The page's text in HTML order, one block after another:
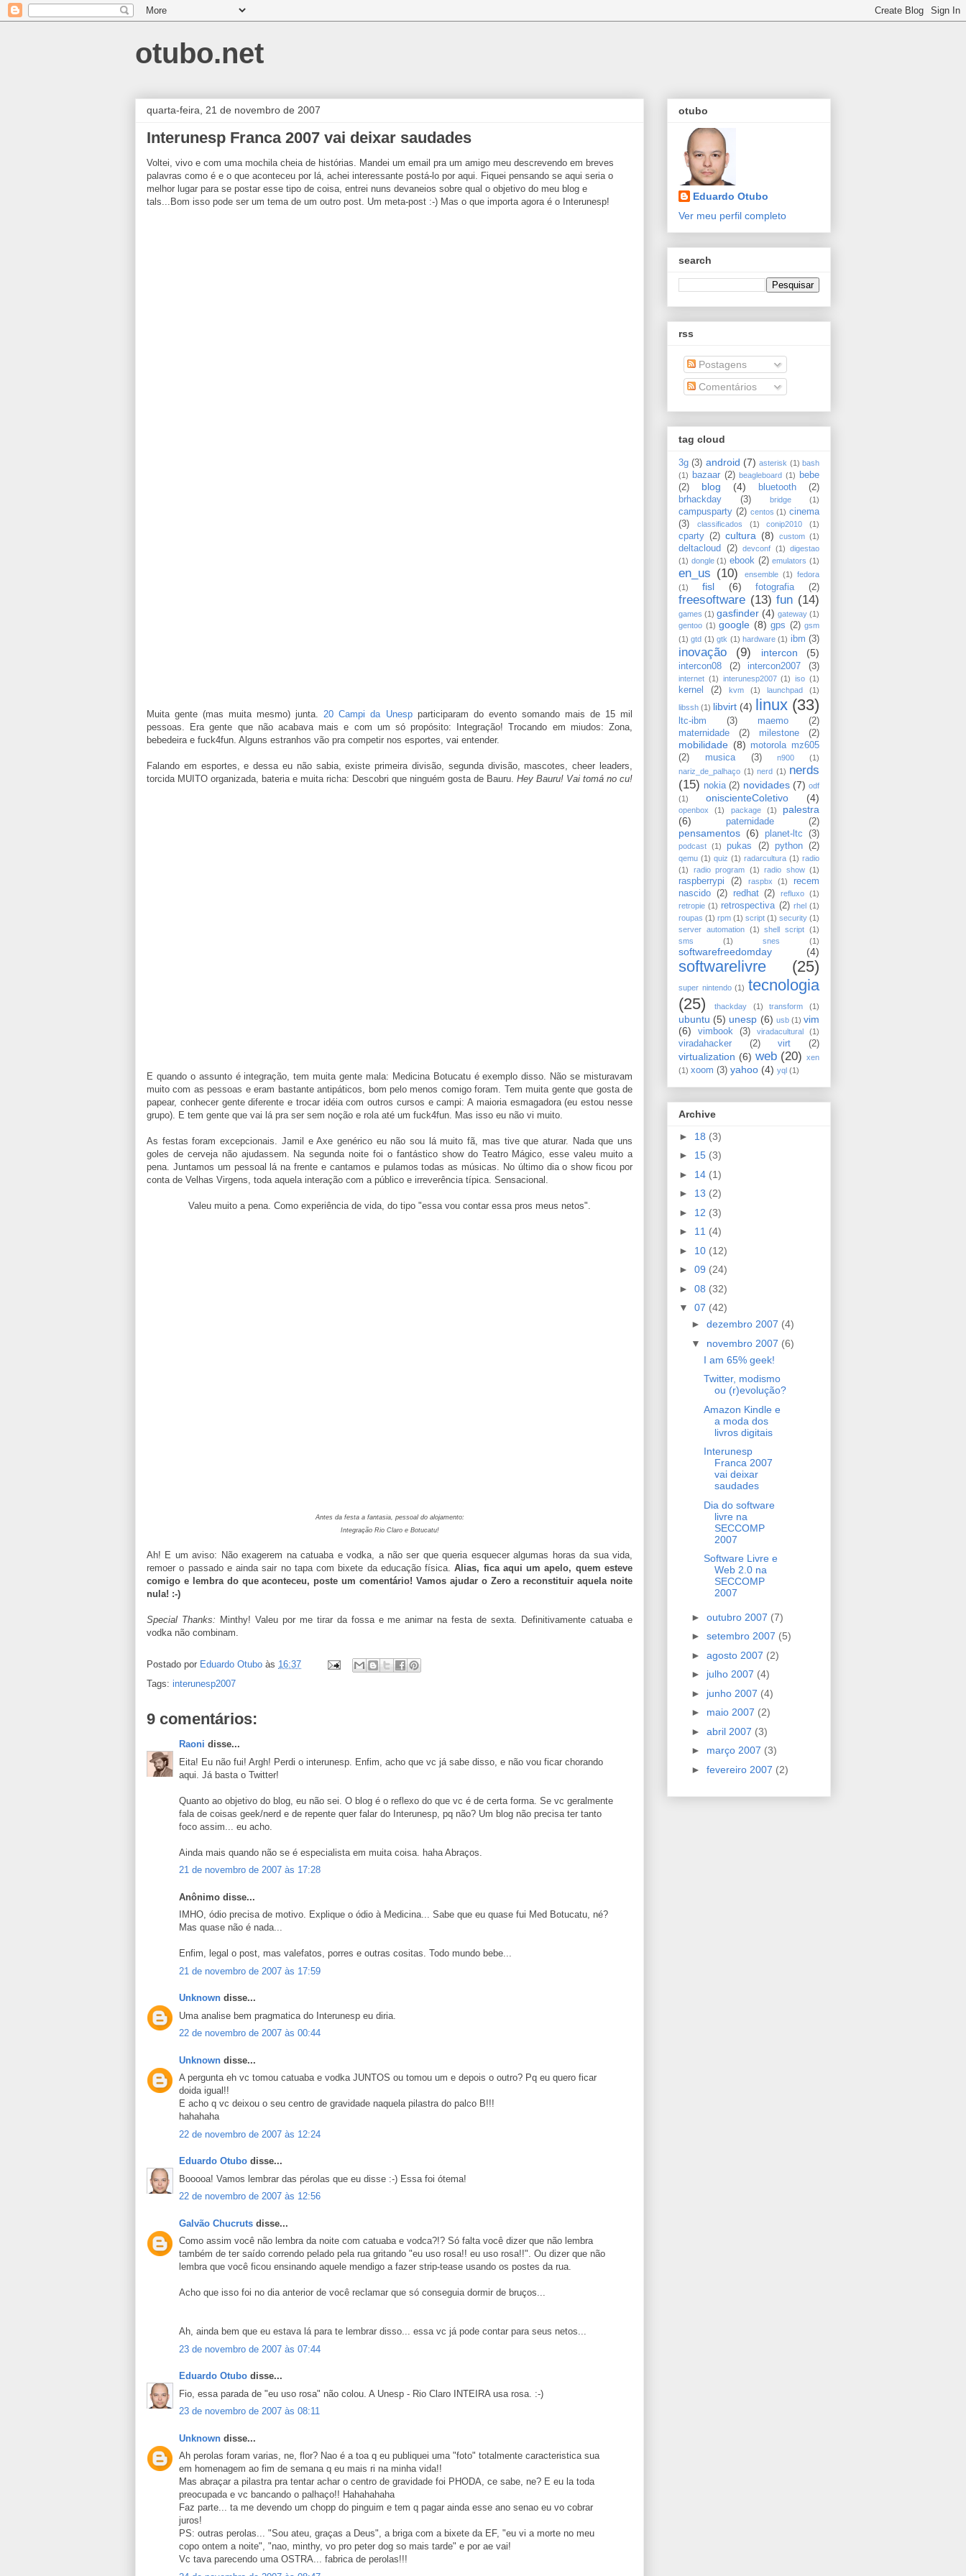
otubo.net
quarta-feira, 21 de novembro de 2007
Interunesp Franca 2007 vai deixar saudades
Voltei, vivo e com uma mochila cheia de histórias. Mandei um email pra um amigo meu descrevendo em breves
palavras como é e o que aconteceu por lá, achei interessante postá-lo por aqui. Fiquei pensando se aqui seria o
melhor lugar para se postar esse tipo de coisa, entrei nuns devaneios sobre qual o objetivo do meu blog e
tals...Bom isso pode ser um tema de um outro post. Um meta-post :-) Mas o que importa agora é o Interunesp!
Muita gente (mas muita mesmo) junta.20 Campi da Unespparticiparam do evento somando mais de 15 mil
pessoas. Era gente que não acabava mais e com um só propósito: Integração! Trocando em miudos: Zona,
bebedeira e fuck4fun. Alguns estranhos vão pra competir nos esportes, vai entender.
Falando em esportes, e dessa eu não sabia, existe primeira divisão, segunda divisão, mascotes, cheer leaders,
torcida MUITO organizada, bateria e muita richa: Descobri que ninguém gosta de Bauru. Hey Bauru! Vai tomá no cu!
E quando o assunto é integração, tem muita gente mala: Medicina Botucatu é exemplo disso. Não se misturavam
muito com as pessoas e eram bastante antipáticos, bom pelo menos comigo foram. Tem muita gente que gosta de
papear, conhecer gente diferente e trocar idéia com outros cursos e campi: A maioria esmagadora (eu estou nesse
grupo). E tem gente que vai lá pra ser sem noção e rola até um fuck4fun. Mas isso eu não vi muito.
As festas foram excepcionais. Jamil e Axe genérico eu não sou lá muito fã, mas tive que aturar. Nada que uns
goles de cerveja não ajudassem. Na segunda noite foi o fantástico show do Teatro Mágico, esse valeu muito a
pena. Juntamos um pessoal lá na frente e cantamos e pulamos todas as músicas. No último dia o show ficou por
conta de Velhas Virgens, toda aquela interação com a público e irreverência típica. Sensacional.
Valeu muito a pena. Como experiência de vida, do tipo "essa vou contar essa pros meus netos".
Antes da festa a fantasia, pessoal do alojamento:
Integração Rio Claro e Botucatu!
Ah! E um aviso: Não exagerem na catuaba e vodka, a não ser que queria esquecer algumas horas da sua vida,
remoer o passado e ainda sair no tapa com bixete da educação física.Alias, fica aqui um apelo, quem esteve
comigo e lembra do que aconteceu, poste um comentário! Vamos ajudar o Zero a reconstituir aquela noite
nula! :-)
Special Thanks: Minthy! Valeu por me tirar da fossa e me animar na festa de sexta. Definitivamente catuaba e
vodka não combinam.
Postado por Eduardo Otubo às 16:37
Tags: interunesp2007
9 comentários:
Raoni disse...
Eita! Eu não fui! Argh! Perdi o interunesp. Enfim, acho que vc já sabe disso, e não vou ficar chorando
aqui. Já basta o Twitter!
Quanto ao objetivo do blog, eu não sei. O blog é o reflexo do que vc é de certa forma. Se vc geralmente
fala de coisas geek/nerd e de repente quer falar do Interunesp, pq não? Um blog não precisa ter tanto
foco assim... eu acho.
Ainda mais quando não se é especialista em muita coisa. haha Abraços.
21 de novembro de 2007 às 17:28
Anônimo disse...
IMHO, ódio precisa de motivo. Explique o ódio à Medicina... Sabe que eu quase fui Med Botucatu, né?
Mas quase não é nada...
Enfim, legal o post, mas valefatos, porres e outras cositas. Todo mundo bebe...
21 de novembro de 2007 às 17:59
Unknown disse...
Uma analise bem pragmatica do Interunesp eu diria.
22 de novembro de 2007 às 00:44
Unknown disse...
A pergunta eh vc tomou catuaba e vodka JUNTOS ou tomou um e depois o outro? Pq eu quero ficar
doida igual!!
E acho q vc deixou o seu centro de gravidade naquela pilastra do palco B!!!
hahahaha
22 de novembro de 2007 às 12:24
Eduardo Otubo disse...
Booooa! Vamos lembrar das pérolas que eu disse :-) Essa foi ótema!
22 de novembro de 2007 às 12:56
Galvão Chucruts disse...
Como assim você não lembra da noite com catuaba e vodca?!? Só falta você dizer que não lembra
também de ter saído correndo pelado pela rua gritando "eu uso rosa!! eu uso rosa!!". Ou dizer que não
lembra que você ficou ensinando aquele mendigo a fazer strip-tease usando os postes da rua.
Acho que isso foi no dia anterior de você reclamar que só conseguia dormir de bruços...
Ah, ainda bem que eu estava lá para te lembrar disso... essa vc já pode contar para seus netos...
23 de novembro de 2007 às 07:44
Eduardo Otubo disse...
Fio, essa parada de "eu uso rosa" não colou. A Unesp - Rio Claro INTEIRA usa rosa. :-)
23 de novembro de 2007 às 08:11
Unknown disse...
Ah perolas foram varias, ne, flor? Nao é a toa q eu publiquei uma "foto" totalmente caracteristica sua
em homenagem ao fim de semana q eu mais ri na minha vida!!
Mas abraçar a pilastra pra tentar achar o centro de gravidade foi PHODA, ce sabe, ne? E eu la toda
preocupada e vc bancando o palhaço!! Hahahahaha
Faz parte... ta me devendo um chopp do pinguim e tem q pagar ainda esse ano senao eu vo cobrar
juros!
PS: outras perolas... "Sou ateu, graças a Deus", a briga com a bixete da EF, "eu vi a morte no meu
copo ontem a noite", "nao, minthy, vo pro peter dog so mais tarde" e por ae vai!
Vc tava parecendo uma OSTRA... fabrica de perolas!!!
otubo
Eduardo Otubo
Ver meu perfil completo
search
rss
Postagens
Comentários
tag cloud
3g (3) android (7) asterisk (1) bash
(1)
bazaar (2) beagleboard (1)
bebe
(2)
blog (4) bluetooth
(2)
brhackday
(3) bridge (1)
campusparty (2) centos (1) cinema
(3)
classificados (1) conip2010 (1)
cparty (2) cultura (8) custom (1)
deltacloud (2) devconf (1) digestao
(1) dongle (1) ebook (2) emulators (1)
en_us (10) ensemble (1) fedora
(1)
fisl (6) fotografia (2)
freesoftware (13) fun (14)
games (1) gasfinder (4) gateway (1)
gentoo (1) google (8) gps (2) gsm
(1) gtd (1) gtk (1) hardware (1) ibm (3)
inovação (9) intercon (5)
intercon08 (2) intercon2007 (3)
internet (1) interunesp2007 (1) iso (1)
kernel (2) kvm (1) launchpad
(1)
libssh (1) libvirt (4) linux (33)
ltc-ibm (3) maemo
(2)
maternidade
(2) milestone (2)
mobilidade (8) motorola mz605
(2)
musica (3) n900
(1)
nariz_de_palhaço (1) nerd (1) nerds
(15) nokia (2) novidades (7) odf
(1)
oniscienteColetivo (4)
openbox (1) package (1)
palestra
(6)
paternidade (2)
pensamentos (6) planet-ltc (3)
podcast (1) pukas (2) python (2)
qemu (1) quiz (1) radarcultura (1) radio
(1)
radio program (1) radio show (1)
raspberrypi (2) raspbx (1)
recem
nascido (2) redhat (2) refluxo (1)
retropie (1) retrospectiva (2) rhel (1)
roupas (1) rpm (1) script (1) security (1)
server automation (1) shell script (1)
sms
(1) snes (1)
softwarefreedomday (4)
softwarelivre (25)
super nintendo (1) tecnologia
(25)
thackday (1) transform (1)
ubuntu (5) unesp (6) usb (1) vim
(6)
vimbook (3) viradacultural (1)
viradahacker (2) virt (2)
virtualization (6) web (20) xen
(1) xoom (3) yahoo (4) yql (1)
Archive
► 18 (3)
► 15 (3)
► 14 (1)
► 13 (2)
► 12 (3)
► 11 (4)
► 10 (12)
► 09 (24)
► 08 (32)
▼ 07 (42)
► dezembro 2007 (4)
▼ novembro 2007 (6)
I am 65% geek!
Twitter, modismo
ou (r)evolução?
Amazon Kindle e
a moda dos
livros digitais
Interunesp
Franca 2007
vai deixar
saudades
Dia do software
livre na
SECCOMP
2007
Software Livre e
Web 2.0 na
SECCOMP
2007
► outubro 2007 (7)
► setembro 2007 (5)
► agosto 2007 (2)
► julho 2007 (4)
► junho 2007 (4)
► maio 2007 (2)
► abril 2007 (3)
► março 2007 (3)
► fevereiro 2007 (2)